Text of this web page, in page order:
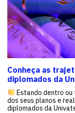
Conheça as
diplomados da
Estando dentro
dos seus planos e
diplomados da